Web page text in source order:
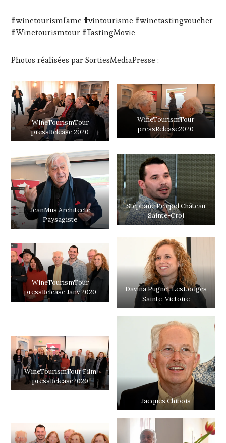
#winetourismfame #vintourisme #winetastingvoucher
#Winetourismtour #TastingMovie
Photos réalisées par SortiesMediaPresse :
WineTourismTour
pressRelease 2020
WineTourismTour
pressRelease2020
JeanMus Architecte
Paysagiste
Stéphane Pelepol Château
Sainte-Croi
WineTourismTour
pressRelease Janv 2020
Davina Pugnet LesLodges
Sainte-Victoire
WineTourismTour Film
pressRelease2020
Jacques Chibois